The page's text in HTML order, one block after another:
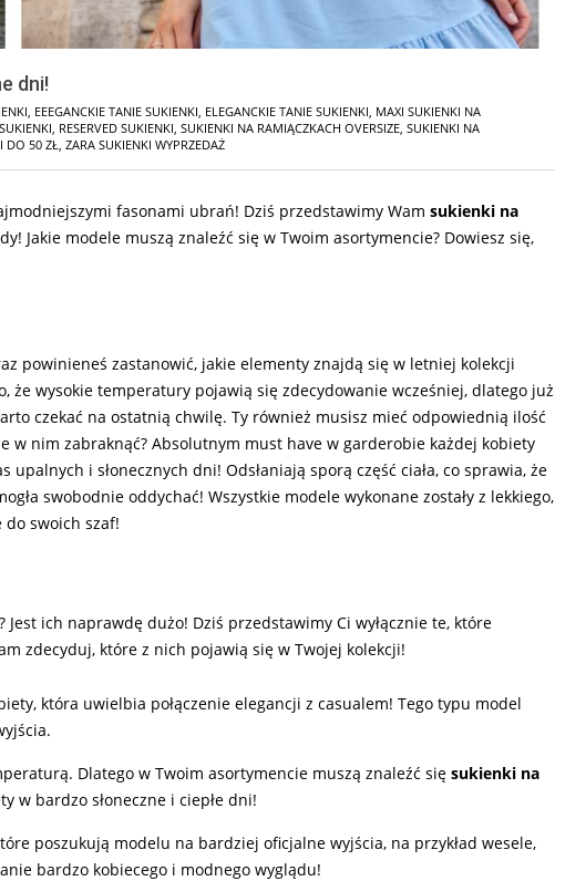
dni!
EEEGANCKIE TANIE SUKIENKI ELEGANCKIE TANIE SUKIENKI MAXI SUKIENKI NA
RESERVED SUKIENKI SUKIENKI NA RAMIĄCZKACH OVERSIZE SUKIENKI NA
DO 50 ZŁ ZARA SUKIENKI WYPRZEDAŻ
fasonami ubrań! Dziś przedstawimy Wam sukienki na
Jakie modele muszą znaleźć się w Twoim asortymencie? Dowiesz się,
powinieneś zastanowić, jakie elementy znajdą się w letniej kolekcji
że wysokie temperatury pojawią się zdecydowanie wcześniej, dlatego już
czekać na ostatnią chwilę. Ty również musisz mieć odpowiednią ilość
w nim zabraknąć? Absolutnym must have w garderobie każdej kobiety
upalnych i słonecznych dni! Odsłaniają sporą część ciała, co sprawia, że
swobodnie oddychać! Wszystkie modele wykonane zostały z lekkiego,
do swoich szaf!
ich naprawdę dużo! Dziś przedstawimy Ci wyłącznie te, które
zdecyduj, które z nich pojawią się w Twojej kolekcji!
która uwielbia połączenie elegancji z casualem! Tego typu model
Dlatego w Twoim asortymencie muszą znaleźć się sukienki na
w bardzo słoneczne i ciepłe dni!
poszukują modelu na bardziej oficjalne wyjścia, na przykład wesele,
bardzo kobiecego i modnego wyglądu!